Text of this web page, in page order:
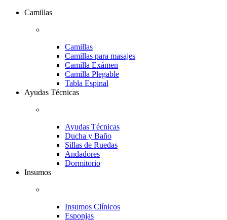
Camillas
Camillas
Camillas para masajes
Camilla Exámen
Camilla Plegable
Tabla Espinal
Ayudas Técnicas
Ayudas Técnicas
Ducha y Baño
Sillas de Ruedas
Andadores
Dormitorio
Insumos
Insumos Clínicos
Esponjas